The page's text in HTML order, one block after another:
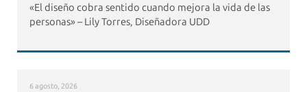
«El diseño cobra sentido cuando mejora la vida de las
personas» – Lily Torres, Diseñadora UDD
6 agosto, 2026